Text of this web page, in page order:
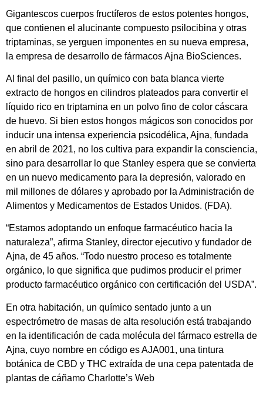
Gigantescos cuerpos fructíferos de estos potentes hongos,
que contienen el alucinante compuesto psilocibina y otras
triptaminas, se yerguen imponentes en su nueva empresa,
la empresa de desarrollo de fármacos Ajna BioSciences.
Al final del pasillo, un químico con bata blanca vierte
extracto de hongos en cilindros plateados para convertir el
líquido rico en triptamina en un polvo fino de color cáscara
de huevo. Si bien estos hongos mágicos son conocidos por
inducir una intensa experiencia psicodélica, Ajna, fundada
en abril de 2021, no los cultiva para expandir la consciencia,
sino para desarrollar lo que Stanley espera que se convierta
en un nuevo medicamento para la depresión, valorado en
mil millones de dólares y aprobado por la Administración de
Alimentos y Medicamentos de Estados Unidos. (FDA).
“Estamos adoptando un enfoque farmacéutico hacia la
naturaleza”, afirma Stanley, director ejecutivo y fundador de
Ajna, de 45 años. “Todo nuestro proceso es totalmente
orgánico, lo que significa que pudimos producir el primer
producto farmacéutico orgánico con certificación del USDA”.
En otra habitación, un químico sentado junto a un
espectrómetro de masas de alta resolución está trabajando
en la identificación de cada molécula del fármaco estrella de
Ajna, cuyo nombre en código es AJA001, una tintura
botánica de CBD y THC extraída de una cepa patentada de
plantas de cáñamo Charlotte’s Web